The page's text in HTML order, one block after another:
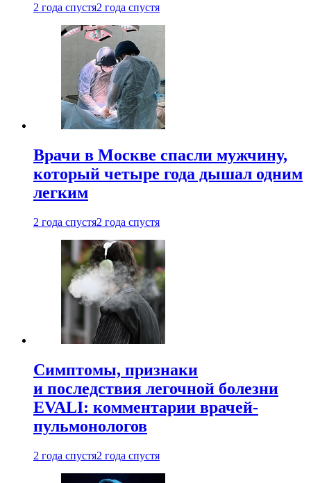
2 года спустя2 года спустя
Врачи в Москве спасли мужчину,
который четыре года дышал одним
легким
2 года спустя2 года спустя
Симптомы, признаки
и последствия легочной болезни
EVALI: комментарии врачей-
пульмонологов
2 года спустя2 года спустя